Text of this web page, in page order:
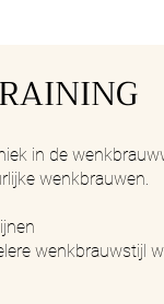
in de
wenkbrauwen.
wenkbrauwstijl